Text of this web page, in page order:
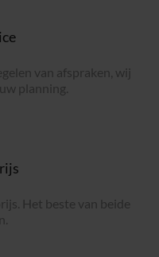
van afspraken, wij
planning.
Het beste van beide